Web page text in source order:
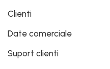
Clienti
Date comerciale
Suport clienti